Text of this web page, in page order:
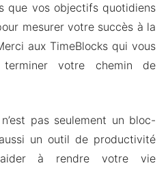
que vos objectifs quotidiens
mesurer votre succès à la
aux TimeBlocks qui vous
votre chemin de
pas seulement un bloc-
un outil de productivité
à rendre votre vie